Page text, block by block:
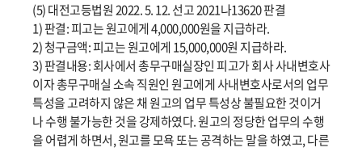
(5) 대전고등법원 2022. 5. 12. 선고 2021나13620 판결
1) 판결: 피고는 원고에게 4,000,000원을 지급하라.
2) 청구금액: 피고는 원고에게 15,000,000원 지급하라.
3) 판결내용: 회사에서 총무구매실장인 피고가 회사 사내변호사
이자 총무구매실 소속 직원인 원고에게 사내변호사로서의 업무
특성을 고려하지 않은 채 원고의 업무 특성상 불필요한 것이거
나 수행 불가능한 것을 강제하였다. 원고의 정당한 업무의 수행
을 어렵게 하면서, 원고를 모욕 또는 공격하는 말을 하였고, 다른